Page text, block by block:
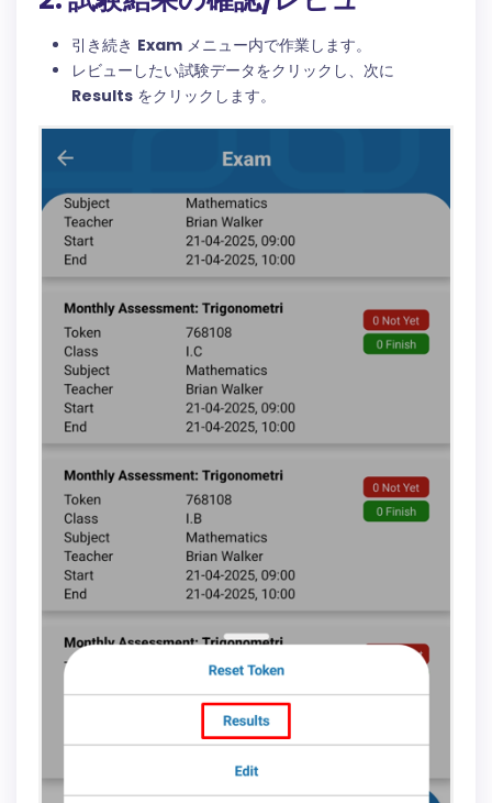
引き続き Exam メニュー内で作業します。
レビューしたい試験データをクリックし、次に
Results をクリックします。